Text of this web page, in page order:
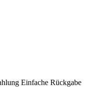
Einfache Rückgabe